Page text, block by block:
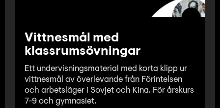
Vittnesmål med
klassrumsövningar
Ett undervisningsmaterial med korta klipp ur
vittnesmål av överlevande från Förintelsen
och arbetsläger i Sovjet och Kina. För årskurs
7-9 och gymnasiet.